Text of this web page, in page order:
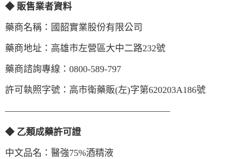
◆ 販售業者資料
藥商名稱：國韶實業股份有限公司
藥商地址：高雄市左營區大中二路232號
藥商諮詢專線：0800-589-797
許可執照字號：高市衛藥販(左)字第620203A186號
——————————————————
◆ 乙類成藥許可證
中文品名：醫強75%酒精液